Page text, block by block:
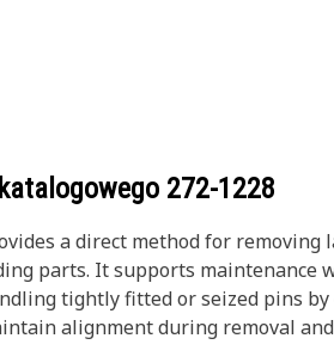
272-1228
a direct method for
parts. It supports maintenance
tightly fitted or seized pins by
alignment during removal